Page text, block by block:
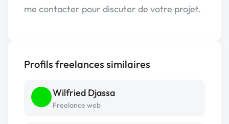
me contacter pour discuter de votre projet.
Profils freelances similaires
Wilfried Djassa
Freelance web